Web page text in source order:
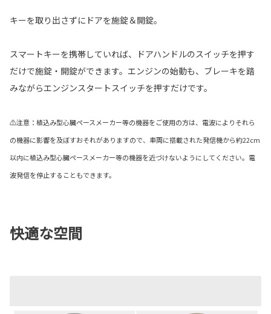
キーを取り出さずにドアを施錠＆開錠。
スマートキーを携帯していれば、ドアハンドルのスイッチを押す
だけで施錠・開錠ができます。エンジンの始動も、ブレーキを踏
みながらエンジンスタートスイッチを押すだけです。
⚠注意：植込み型心臓ペースメーカー等の機器をご使用の方は、電波によりそれら
の機器に影響を及ぼすおそれがありますので、車両に搭載された発信機から約22cm
以内に植込み型心臓ペースメーカー等の機器を近づけないようにしてください。電
波発信を停止することもできます。
快適な空間